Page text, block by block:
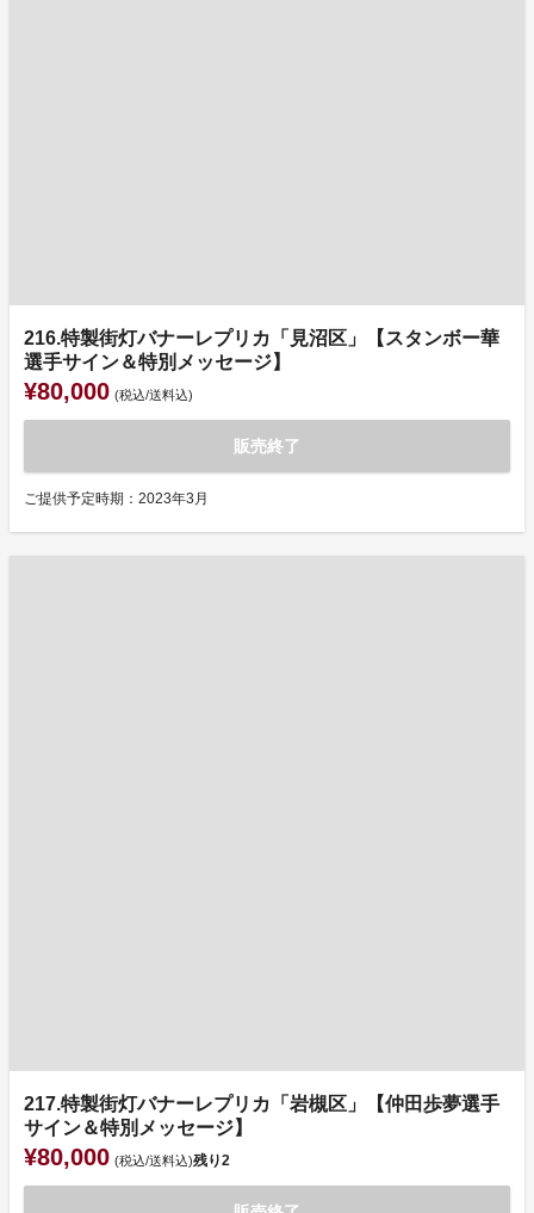
216.特製街灯バナーレプリカ「見沼区」【スタンボー華
選手サイン＆特別メッセージ】
¥80,000 (税込/送料込)
販売終了
ご提供予定時期：2023年3月
217.特製街灯バナーレプリカ「岩槻区」【仲田歩夢選手
サイン＆特別メッセージ】
¥80,000 (税込/送料込)残り2